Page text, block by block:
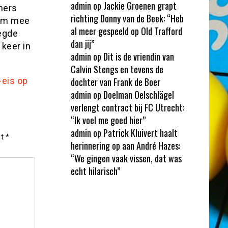
mee
in
op
*
admin op Jackie Groenen grapt
richting Donny van de Beek: “Heb
al meer gespeeld op Old Trafford
dan jij”
admin op Dit is de vriendin van
Calvin Stengs en tevens de
dochter van Frank de Boer
admin op Doelman Oelschlägel
verlengt contract bij FC Utrecht:
“Ik voel me goed hier”
admin op Patrick Kluivert haalt
herinnering op aan André Hazes:
“We gingen vaak vissen, dat was
echt hilarisch”